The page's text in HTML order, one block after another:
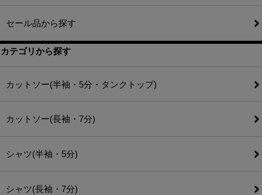
セール品から探す
カテゴリから探す
カットソー(半袖・5分・タンクトップ)
カットソー(長袖・7分)
シャツ(半袖・5分)
シャツ(長袖・7分)